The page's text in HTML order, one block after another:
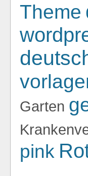
Theme
Garten
pink